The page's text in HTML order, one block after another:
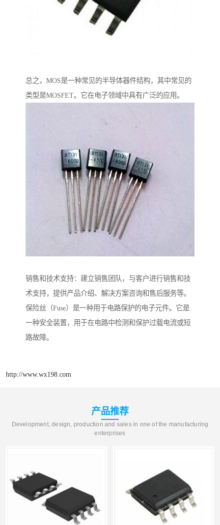
总之，MOS是一种常见的半导体器件结构，其中常见的
类型是MOSFET。它在电子领域中具有广泛的应用。
销售和技术支持：建立销售团队，与客户进行销售和技
术支持，提供产品介绍、解决方案咨询和售后服务等。
保险丝（Fuse）是一种用于电路保护的电子元件。它是
一种安全装置，用于在电路中检测和保护过载电流或短
路故障。
http://www.wx198.com
产品推荐
Development, design, production and sales in one of the manufacturing
enterprises